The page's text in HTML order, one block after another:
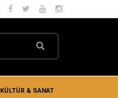
KÜLTÜR & SANAT